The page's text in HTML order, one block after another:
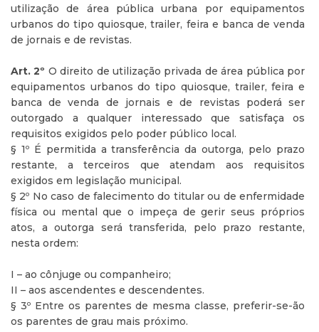
utilização de área pública urbana por equipamentos
urbanos do tipo quiosque, trailer, feira e banca de venda
de jornais e de revistas.
Art. 2º O direito de utilização privada de área pública por
equipamentos urbanos do tipo quiosque, trailer, feira e
banca de venda de jornais e de revistas poderá ser
outorgado a qualquer interessado que satisfaça os
requisitos exigidos pelo poder público local.
§ 1º É permitida a transferência da outorga, pelo prazo
restante, a terceiros que atendam aos requisitos
exigidos em legislação municipal.
§ 2º No caso de falecimento do titular ou de enfermidade
física ou mental que o impeça de gerir seus próprios
atos, a outorga será transferida, pelo prazo restante,
nesta ordem:
I – ao cônjuge ou companheiro;
II – aos ascendentes e descendentes.
§ 3º Entre os parentes de mesma classe, preferir-se-ão
os parentes de grau mais próximo.